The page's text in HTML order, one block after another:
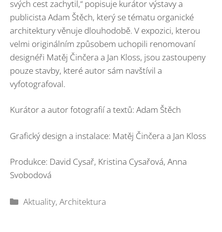
svých cest zachytil,“ popisuje kurátor výstavy a
publicista Adam Štěch, který se tématu organické
architektury věnuje dlouhodobě. V expozici, kterou
velmi originálním způsobem uchopili renomovaní
designéři Matěj Činčera a Jan Kloss, jsou zastoupeny
pouze stavby, které autor sám navštívil a
vyfotografoval.
Kurátor a autor fotografií a textů: Adam Štěch
Grafický design a instalace: Matěj Činčera a Jan Kloss
Produkce: David Cysař, Kristina Cysařová, Anna
Svobodová
Rubriky
Aktuality,Architektura